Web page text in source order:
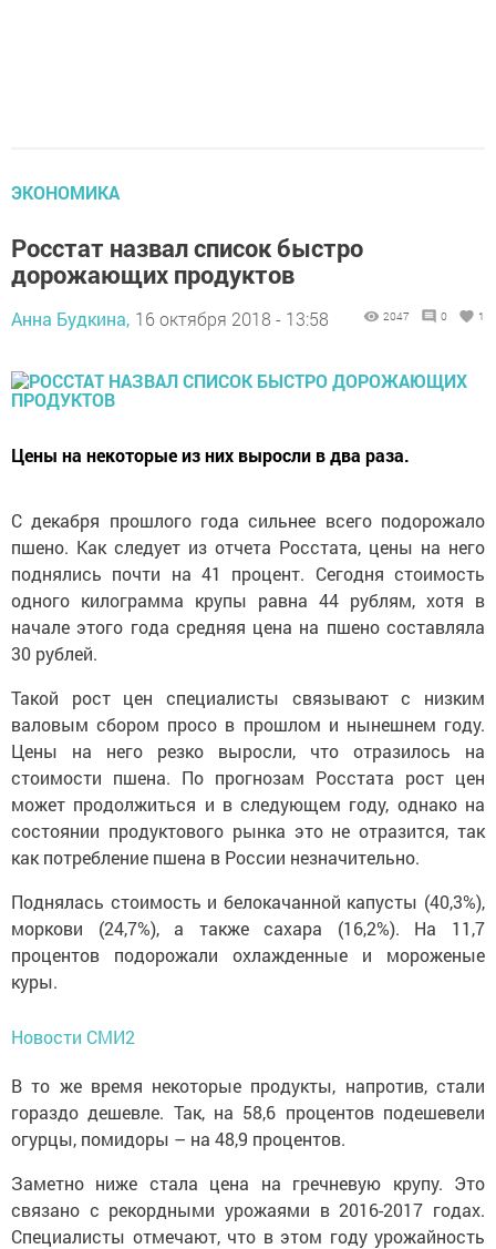
ЭКОНОМИКА
Росстат назвал список быстро
дорожающих продуктов
Анна Будкина, 16 октября 2018 - 13:58 2047 0 1
Цены на некоторые из них выросли в два раза.
С декабря прошлого года сильнее всего подорожало
пшено. Как следует из отчета Росстата, цены на него
поднялись почти на 41 процент. Сегодня стоимость
одного килограмма крупы равна 44 рублям, хотя в
начале этого года средняя цена на пшено составляла
30 рублей.
Такой рост цен специалисты связывают с низким
валовым сбором просо в прошлом и нынешнем году.
Цены на него резко выросли, что отразилось на
стоимости пшена. По прогнозам Росстата рост цен
может продолжиться и в следующем году, однако на
состоянии продуктового рынка это не отразится, так
как потребление пшена в России незначительно.
Поднялась стоимость и белокачанной капусты (40,3%),
моркови (24,7%), а также сахара (16,2%). На 11,7
процентов подорожали охлажденные и мороженые
куры.
Новости СМИ2
В то же время некоторые продукты, напротив, стали
гораздо дешевле. Так, на 58,6 процентов подешевели
огурцы, помидоры – на 48,9 процентов.
Заметно ниже стала цена на гречневую крупу. Это
связано с рекордными урожаями в 2016-2017 годах.
Специалисты отмечают, что в этом году урожайность